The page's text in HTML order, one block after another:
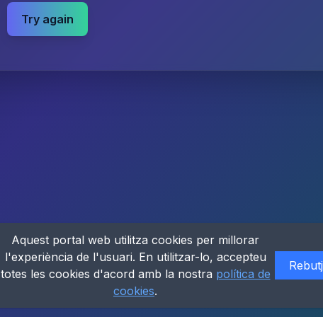
Try again
Aquest portal web utilitza cookies per millorar
l'experiència de l'usuari. En utilitzar-lo, accepteu
totes les cookies d'acord amb la nostra política de
cookies.